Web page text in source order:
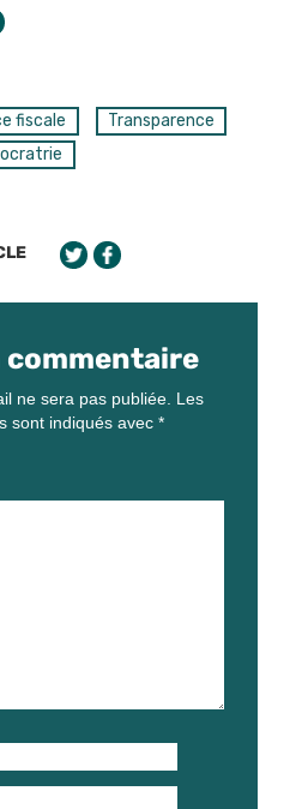
fiscale
Transparence
commentaire
ne sera pas publiée. Les
sont indiqués avec *